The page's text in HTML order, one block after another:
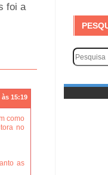
foi a
15:19
como
no
as